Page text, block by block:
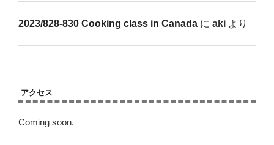
2023/828-830 Cooking class in Canada に aki より
アクセス
Coming soon.